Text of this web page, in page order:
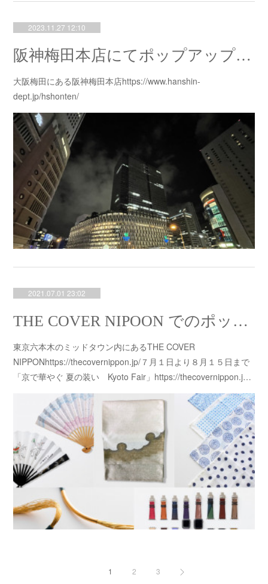
2023.11.27 12:10
阪神梅田本店にてポップアップが始まります。
大阪梅田にある阪神梅田本店https://www.hanshin-
dept.jp/hshonten/
2021.07.01 23:02
THE COVER NIPOON でのポップアップが始まりました！！
東京六本木のミッドタウン内にあるTHE COVER
NIPPONhttps://thecovernippon.jp/７月１日より８月１５日まで
「京で華やぐ 夏の装い Kyoto Fair」https://thecovernippon.j…
1 2 3